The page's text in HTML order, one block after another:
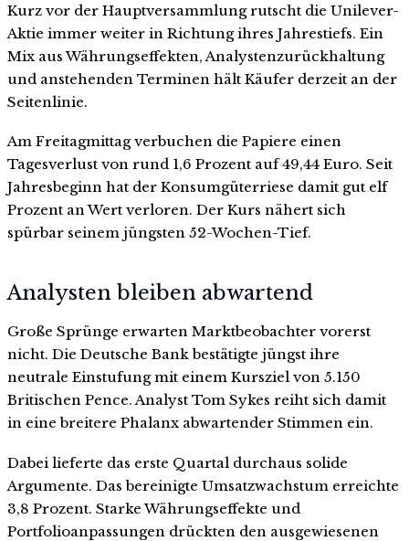
Kurz vor der Hauptversammlung rutscht die Unilever-
Aktie immer weiter in Richtung ihres Jahrestiefs. Ein
Mix aus Währungseffekten, Analystenzurückhaltung
und anstehenden Terminen hält Käufer derzeit an der
Seitenlinie.
Am Freitagmittag verbuchen die Papiere einen
Tagesverlust von rund 1,6 Prozent auf 49,44 Euro. Seit
Jahresbeginn hat der Konsumgüterriese damit gut elf
Prozent an Wert verloren. Der Kurs nähert sich
spürbar seinem jüngsten 52-Wochen-Tief.
Analysten bleiben abwartend
Große Sprünge erwarten Marktbeobachter vorerst
nicht. Die Deutsche Bank bestätigte jüngst ihre
neutrale Einstufung mit einem Kursziel von 5.150
Britischen Pence. Analyst Tom Sykes reiht sich damit
in eine breitere Phalanx abwartender Stimmen ein.
Dabei lieferte das erste Quartal durchaus solide
Argumente. Das bereinigte Umsatzwachstum erreichte
3,8 Prozent. Starke Währungseffekte und
Portfolioanpassungen drückten den ausgewiesenen